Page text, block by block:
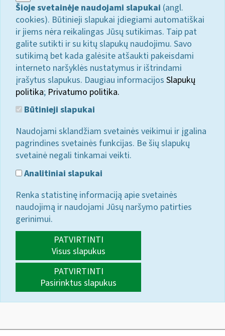
Šioje svetainėje naudojami slapukai (angl.
cookies). Būtinieji slapukai įdiegiami automatiškai
ir jiems nėra reikalingas Jūsų sutikimas. Taip pat
galite sutikti ir su kitų slapukų naudojimu. Savo
sutikimą bet kada galėsite atšaukti pakeisdami
interneto naršyklės nustatymus ir ištrindami
įrašytus slapukus. Daugiau informacijos Slapukų
politika; Privatumo politika.
Būtinieji slapukai
Naudojami sklandžiam svetainės veikimui ir įgalina
pagrindines svetainės funkcijas. Be šių slapukų
svetainė negali tinkamai veikti.
Analitiniai slapukai
Renka statistinę informaciją apie svetainės
naudojimą ir naudojami Jūsų naršymo patirties
gerinimui.
PATVIRTINTI
Visus slapukus
PATVIRTINTI
Pasirinktus slapukus